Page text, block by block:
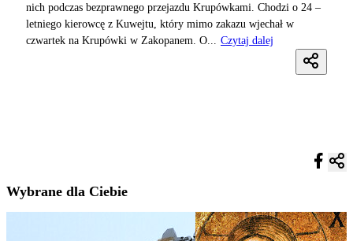
nich podczas bezprawnego przejazdu Krupówkami. Chodzi o 24 –
letniego kierowcę z Kuwejtu, który mimo zakazu wjechał w
czwartek na Krupówki w Zakopanem. O...
Czytaj dalej
Wybrane dla Ciebie